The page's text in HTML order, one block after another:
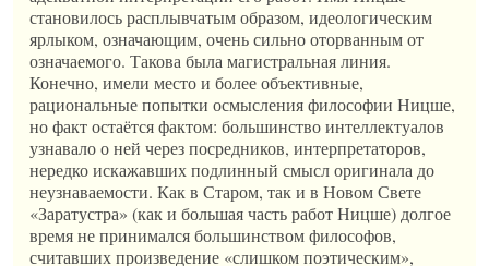
становилось расплывчатым образом, идеологическим
ярлыком, означающим, очень сильно оторванным от
означаемого. Такова была магистральная линия.
Конечно, имели место и более объективные,
рациональные попытки осмысления философии Ницше,
но факт остаётся фактом: большинство интеллектуалов
узнавало о ней через посредников, интерпретаторов,
нередко искажавших подлинный смысл оригинала до
неузнаваемости. Как в Старом, так и в Новом Свете
«Заратустра» (как и большая часть работ Ницше) долгое
время не принимался большинством философов,
считавших произведение «слишком поэтическим»,